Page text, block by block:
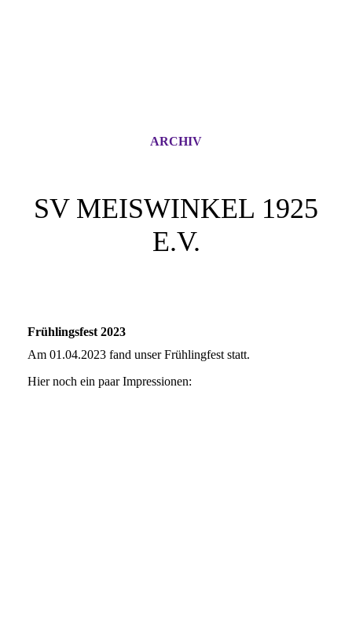
ARCHIV
SV MEISWINKEL 1925
E.V.
Frühlingsfest 2023
Am 01.04.2023 fand unser Frühlingfest statt.
Hier noch ein paar Impressionen: